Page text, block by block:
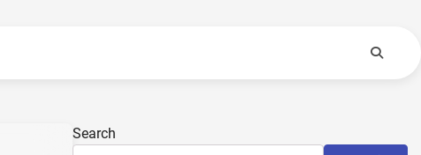
Search